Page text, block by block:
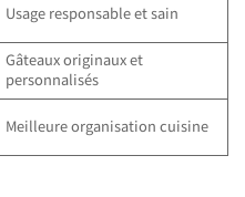
Usage responsable et sain
Gâteaux originaux et
personnalisés
Meilleure organisation cuisine